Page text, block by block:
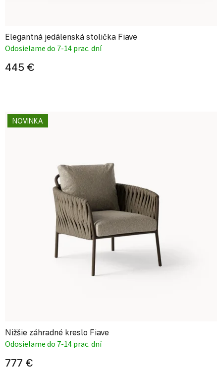
Elegantná jedálenská stolička Fiave
Odosielame do 7-14 prac. dní
445 €
NOVINKA
Nižšie záhradné kreslo Fiave
Odosielame do 7-14 prac. dní
777 €